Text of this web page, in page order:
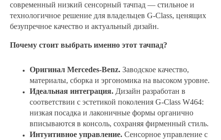
современный низкий сенсорный тачпад — стильное и
технологичное решение для владельцев G‑Class, ценящих
безупречное качество и актуальный дизайн.
Почему стоит выбрать именно этот тачпад?
Оригинал Mercedes‑Benz. Заводское качество,
материалы, сборка и эргономика на высоком уровне.
Идеальная интеграция. Дизайн разработан в
соответствии с эстетикой поколения G‑Class W464:
низкая посадка и лаконичные формы органично
вписываются в консоль, сохраняя фирменный стиль.
Интуитивное управление. Сенсорное управление с